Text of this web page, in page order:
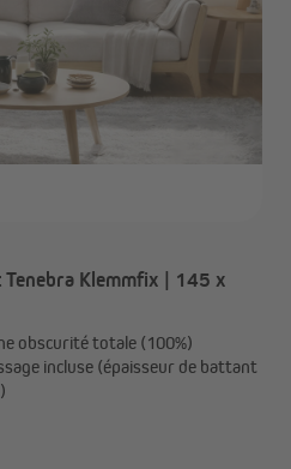
Klemmfix | 145 x
obscurité totale (100%)
incluse (épaisseur de battant